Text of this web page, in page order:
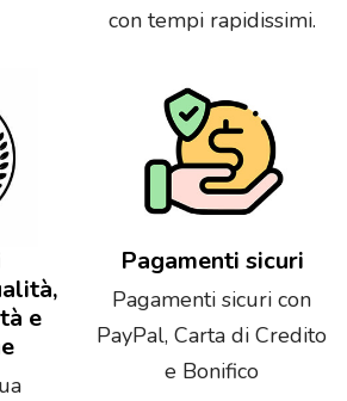
con tempi rapidissimi.
e
Pagamenti sicuri
Pagamenti sicuri con
PayPal, Carta di Credito
e Bonifico